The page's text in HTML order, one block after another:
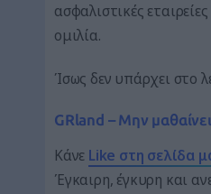
ασφαλιστικές
ομιλία.
Ίσως δεν υπάρχει στο
GRland – Μην
Κάνε Like στη σελίδα
Έγκαιρη, έγκυρη και